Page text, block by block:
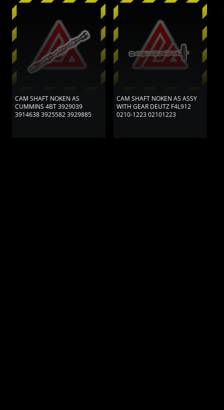
CAM SHAFT NOKEN AS
CUMMINS 4BT 3929039
3914638 3925582 3929885
CAM SHAFT NOKEN AS ASSY
WITH GEAR DEUTZ F4L912
0210-1223 02101223